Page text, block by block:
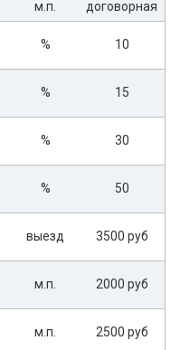
м.п.
договорная
% 10
% 15
% 30
% 50
выезд 3500 руб
м.п. 2000 руб
м.п. 2500 руб